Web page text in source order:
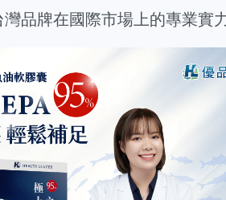
品牌在國際市場上的專業實力